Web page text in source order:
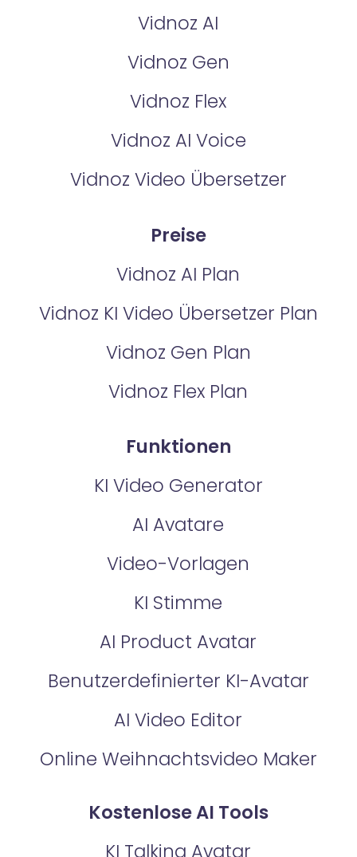
Vidnoz AI
Vidnoz Gen
Vidnoz Flex
Vidnoz AI Voice
Vidnoz Video Übersetzer
Preise
Vidnoz AI Plan
Vidnoz KI Video Übersetzer Plan
Vidnoz Gen Plan
Vidnoz Flex Plan
Funktionen
KI Video Generator
AI Avatare
Video-Vorlagen
KI Stimme
AI Product Avatar
Benutzerdefinierter KI-Avatar
AI Video Editor
Online Weihnachtsvideo Maker
Kostenlose AI Tools
KI Talking Avatar